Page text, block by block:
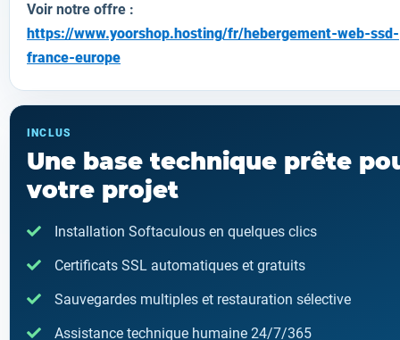
Voir notre offre :
https://www.yoorshop.hosting/fr/hebergement-web-ssd-
france-europe
INCLUS
Une base technique prête
votre projet
Installation Softaculous en quelques clics
Certificats SSL automatiques et gratuits
Sauvegardes multiples et restauration sélective
Assistance technique humaine 24/7/365